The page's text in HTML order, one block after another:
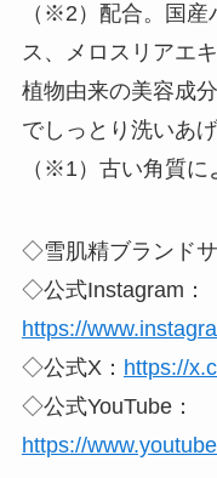
（※2）配合。国
ス、メロスリアエ
植物由来の美容成
でしっとり洗いあげ
（※1）古い角質
◇雪肌精ブランドサ
◇公式Instagram：
https://
◇公式X： https://
◇公式YouTube：
https://